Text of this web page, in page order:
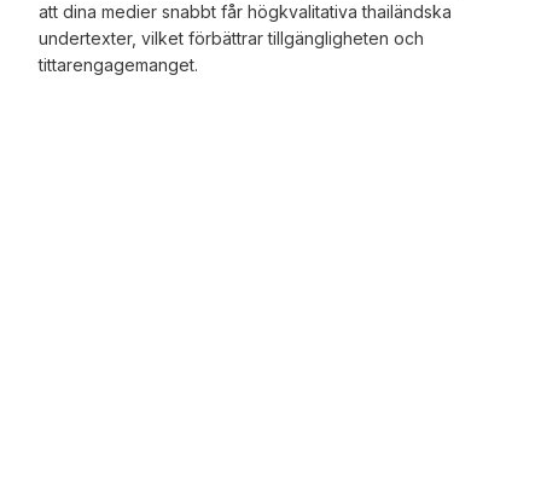
att dina medier snabbt får högkvalitativa thailändska
undertexter, vilket förbättrar tillgängligheten och
tittarengagemanget.